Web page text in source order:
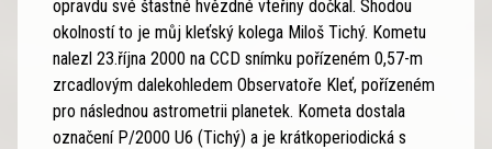
opravdu své štastné hvězdné vteřiny dočkal. Shodou
okolností to je můj kleťský kolega Miloš Tichý. Kometu
nalezl 23.října 2000 na CCD snímku pořízeném 0,57-m
zrcadlovým dalekohledem Observatoře Kleť, pořízeném
pro následnou astrometrii planetek. Kometa dostala
označení P/2000 U6 (Tichý) a je krátkoperiodická s